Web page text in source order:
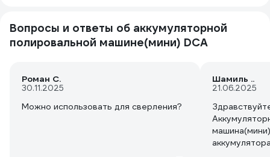
Вопросы и ответы об аккумуляторной
полировальной машине(мини) DCA
Роман С.
30.11.2025
Можно использовать для сверления?
Шамиль ..
21.06.2025